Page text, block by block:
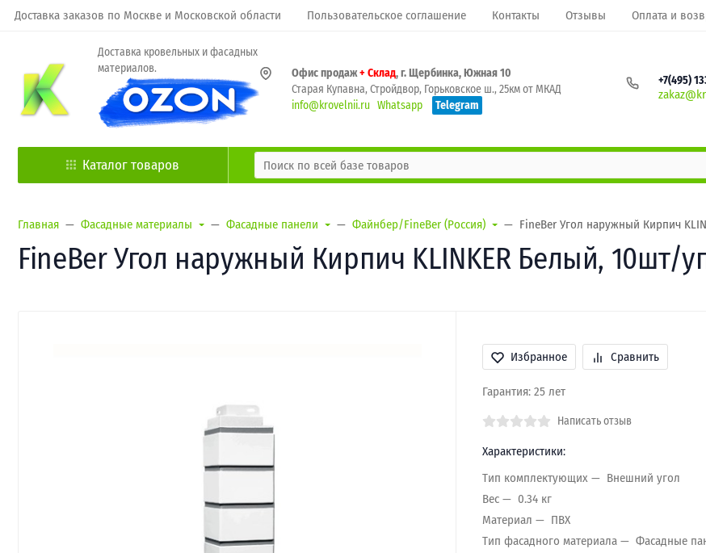
Доставка заказов по Москве и Московской области Пользовательское соглашение Контакты Отзывы Оплата и
Доставка кровельных и фасадных
материалов.
Офис продаж+ Склад, г. Щербинка, Южная 10
Старая Купавна, Стройдвор, Горьковское ш., 25км от МКАД
info@krovelnii.ru Whatsapp Telegram
+7(495)
Каталог товаров
Главная Фасадные материалы Фасадные панели Файнбер/FineBer (Россия) FineBer Угол наружный Кирпич
FineBer Угол наружный Кирпич KLINKER Белый, 10шт/
Избранное Сравнить
Гарантия: 25 лет
Написать отзыв
Характеристики:
Тип комплектующих
Внешний угол
Вес
0.34 кг
Материал
ПВХ
Тип фасадного материала
Фасадные